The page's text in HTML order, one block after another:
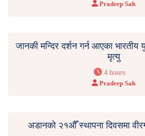
Pradeep Sah
जानकी मन्दिर दर्शन गर्न आएका भारतीय
मृत्यु
4 hours
Pradeep Sah
अडानको २१औँ स्थापना दिवसमा